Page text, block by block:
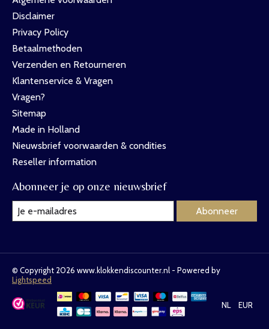
Disclaimer
Privacy Policy
Betaalmethoden
Verzenden en Retourneren
Klantenservice & Vragen
Vragen?
Sitemap
Made in Holland
Nieuwsbrief voorwaarden & condities
Reseller information
Abonneer je op onze nieuwsbrief
Abonneer
© Copyright 2026 www.klokkendiscounter.nl - Powered by
Lightspeed
NL EUR